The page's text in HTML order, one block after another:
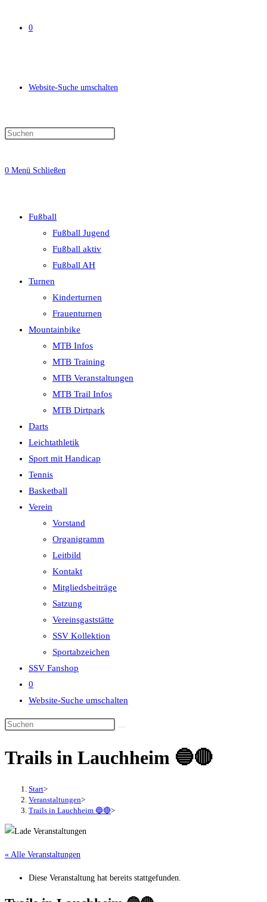
0
Website-Suche umschalten
0 Menü Schließen
Fußball
Fußball Jugend
Fußball aktiv
Fußball AH
Turnen
Kinderturnen
Frauenturnen
Mountainbike
MTB Infos
MTB Training
MTB Veranstaltungen
MTB Trail Infos
MTB Dirtpark
Darts
Leichtathletik
Sport mit Handicap
Tennis
Basketball
Verein
Vorstand
Organigramm
Leitbild
Kontakt
Mitgliedsbeiträge
Satzung
Vereinsgaststätte
SSV Kollektion
Sportabzeichen
SSV Fanshop
0
Website-Suche umschalten
Trails in Lauchheim 🔵🔴
Start>
Veranstaltungen>
Trails in Lauchheim 🔵🔴>
« Alle Veranstaltungen
Diese Veranstaltung hat bereits stattgefunden.